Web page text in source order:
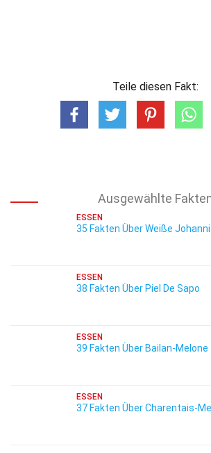
Teile diesen Fakt:
Ausgewählte
ESSEN
35 Fakten Über Weiße
ESSEN
38 Fakten Über Piel De Sapo
ESSEN
39 Fakten Über Bailan-Melone
ESSEN
37 Fakten Über Charentais-